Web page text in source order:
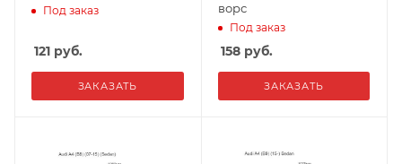
Под заказ
121 руб.
ЗАКАЗАТЬ
ворс
Под заказ
158руб.
ЗАКАЗАТЬ